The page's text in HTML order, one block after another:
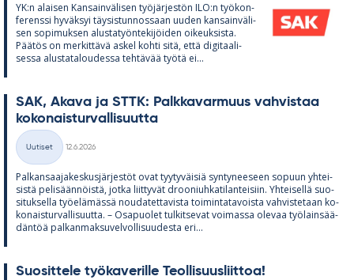
YK:n alai­sen Kan­sain­vä­li­sen työ­jär­jes­tön ILO:n työ­kon­
fe­renssi hy­väk­syi täy­sis­tun­nos­saan uu­den kan­sain­vä­li­
sen so­pi­muk­sen alus­ta­työn­te­ki­jöi­den oi­keuk­sista.
Pää­tös on mer­kit­tävä as­kel kohti sitä, että di­gi­taa­li­
sessa alus­ta­ta­lou­dessa teh­tä­vää työtä ei...
SAK, Akava ja STTK: Palk­ka­var­muus vah­vis­taa
ko­ko­nais­tur­val­li­suutta
Kategoriat
Uutiset
12.6.2026
Pal­kan­saa­ja­kes­kus­jär­jes­töt ovat tyy­ty­väi­siä syn­ty­nee­seen so­puun yh­tei­
sistä pe­li­sään­nöistä, jotka liit­ty­vät droo­niuh­ka­ti­lan­tei­siin. Yh­tei­sellä suo­
si­tuk­sella työ­elä­mässä nou­da­tet­ta­vista toi­min­ta­ta­voista vah­vis­te­taan ko­
ko­nais­tur­val­li­suutta. – Os­a­puo­let tul­kit­se­vat voi­massa ole­vaa työ­lain­sää­
dän­töä pal­kan­mak­su­vel­vol­li­suu­desta eri...
Suo­sit­tele työ­ka­ve­rille Teol­li­suus­liit­toa!